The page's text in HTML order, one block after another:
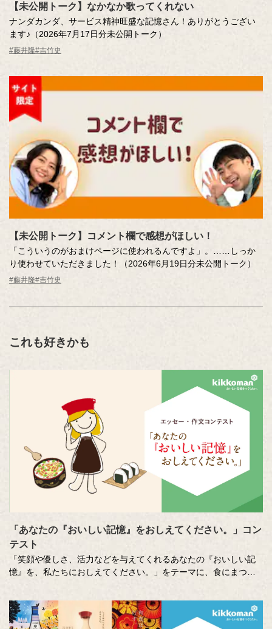
【未公開トーク】なかなか歌ってくれない
ナンダカンダ、サービス精神旺盛な記憶さん！ありがとうござい
ます♪（2026年7月17日分未公開トーク）
#藤井隆#吉竹史
【未公開トーク】コメント欄で感想がほしい！
「こういうのがおまけページに使われるんですよ」。……しっか
り使わせていただきました！（2026年6月19日分未公開トーク）
#藤井隆#吉竹史
これも好きかも
「あなたの『おいしい記憶』をおしえてください。」コン
テスト
「笑顔や優しさ、活力などを与えてくれるあなたの『おいしい記
憶』を、私たちにおしえてください。」をテーマに、食にまつわ
各年代から数多くのこころあたたまる作品が寄せられています。
少し前向きになれる、今が大切になる。そんな「おいしい記憶」